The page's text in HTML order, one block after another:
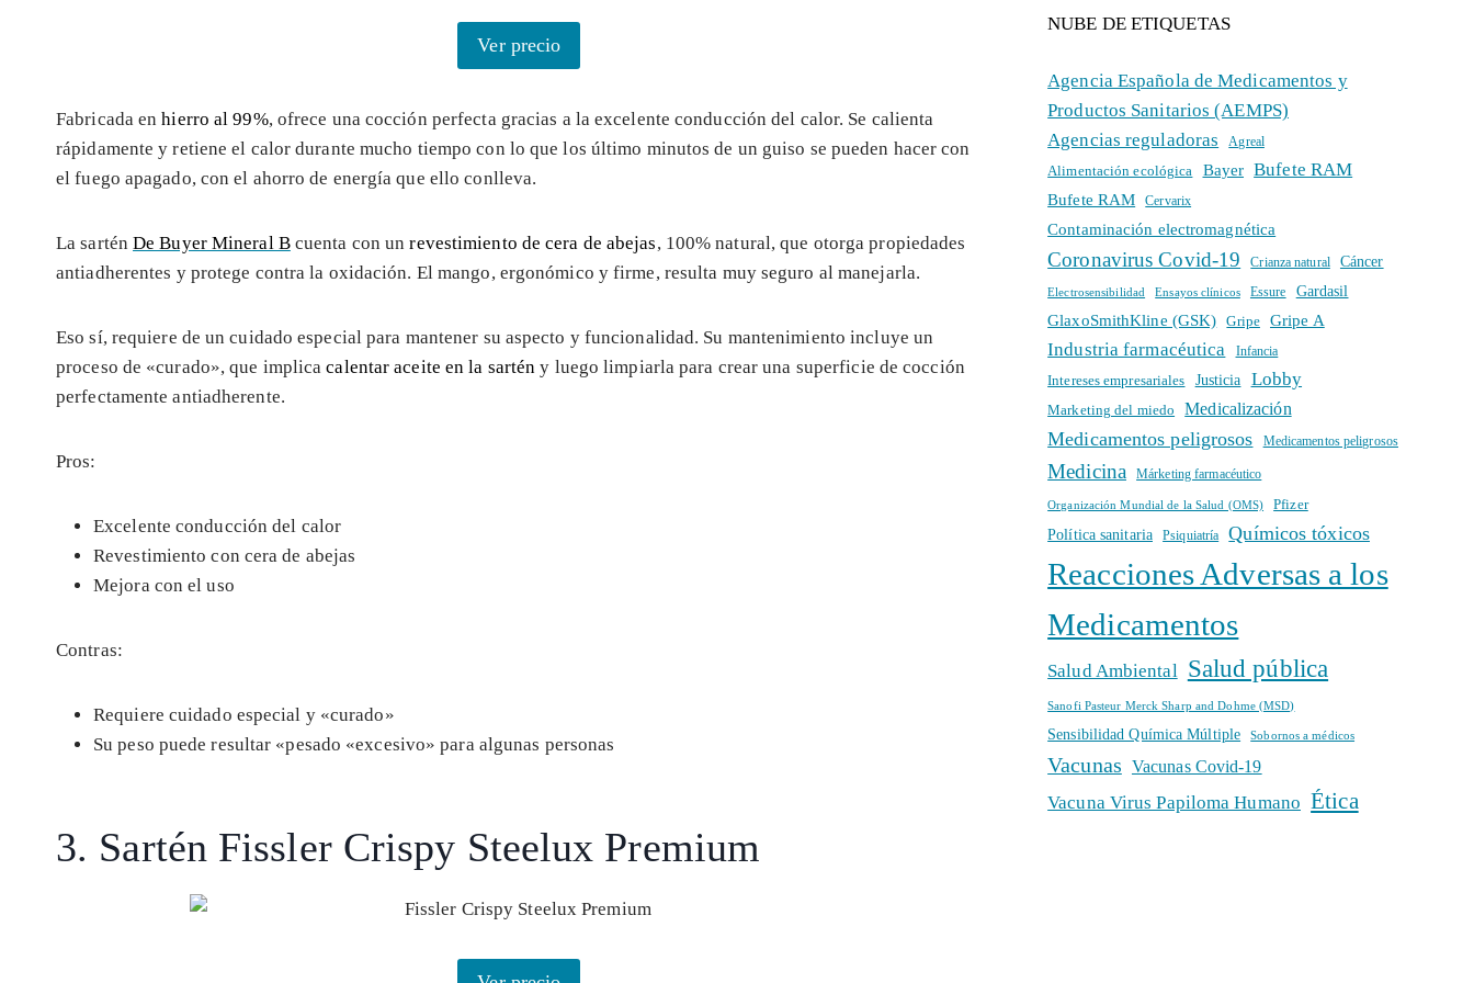
Ver precio
Fabricada enhierro al 99%, ofrece una cocción perfecta gracias a la excelente conducción del calor. Se calienta
rápidamente y retiene el calor durante mucho tiempo con lo que los último minutos de un guiso se pueden hacer con
el fuego apagado, con el ahorro de energía que ello conlleva.
La sarténDe Buyer Mineral Bcuenta con unrevestimiento de cera de abejas, 100% natural, que otorga propiedades
antiadherentes y protege contra la oxidación. El mango, ergonómico y firme, resulta muy seguro al manejarla.
Eso sí, requiere de un cuidado especial para mantener su aspecto y funcionalidad. Su mantenimiento incluye un
proceso de «curado», que implicacalentar aceite en la sartén y luego limpiarla para crear una superficie de cocción
perfectamente antiadherente.
Pros:
Excelente conducción del calor
Revestimiento con cera de abejas
Mejora con el uso
Contras:
Requiere cuidado especial y «curado»
Su peso puede resultar «pesado «excesivo» para algunas personas
3. Sartén Fissler Crispy Steelux Premium
NUBE DE ETIQUETAS
Agencia Española de Medicamentos y
Productos Sanitarios (AEMPS)
Agencias reguladoras
Agreal
Alimentación ecológica Bayer Bufete RAM
Bufete RAM Cervarix
Contaminación electromagnética
Coronavirus Covid-19 Crianza natural Cáncer
Electrosensibilidad Ensayos clínicos Essure Gardasil
GlaxoSmithKline (GSK) Gripe Gripe A
Industria farmacéutica Infancia
Intereses empresariales Justicia Lobby
Marketing del miedo Medicalización
Medicamentos peligrosos Medicamentos peligrosos
Medicina Márketing farmacéutico
Organización Mundial de la Salud (OMS) Pfizer
Política sanitaria Psiquiatría Químicos tóxicos
Reacciones Adversas a los
Medicamentos
Salud Ambiental Salud pública
Sanofi Pasteur Merck Sharp and Dohme (MSD)
Sensibilidad Química Múltiple Sobornos a médicos
Vacunas Vacunas Covid-19
Vacuna Virus Papiloma Humano Ética